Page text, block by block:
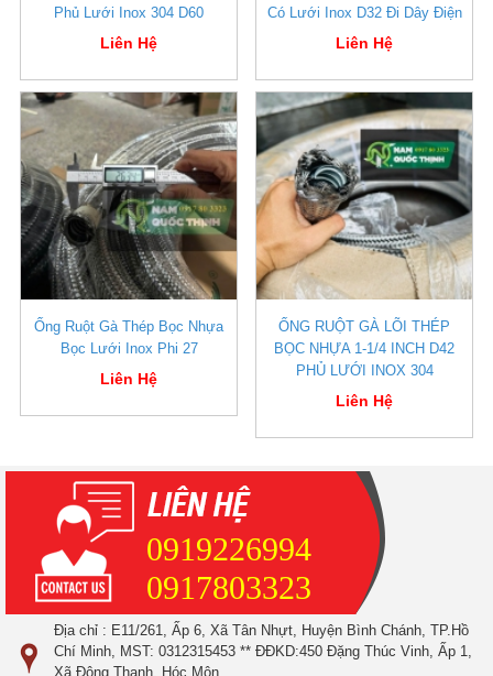
Phủ Lưới Inox 304 D60
Liên Hệ
Có Lưới Inox D32 Đi Dây Điện
Liên Hệ
Ống Ruột Gà Thép Bọc Nhựa
Bọc Lưới Inox Phi 27
Liên Hệ
ỐNG RUỘT GÀ LÕI THÉP
BỌC NHỰA 1-1/4 INCH D42
PHỦ LƯỚI INOX 304
Liên Hệ
0919226994
0917803323
Địa chỉ : E11/261, Ấp 6, Xã Tân Nhựt, Huyện Bình Chánh, TP.Hồ
Chí Minh, MST: 0312315453 ** ĐĐKD:450 Đặng Thúc Vinh, Ấp 1,
Xã Đông Thạnh, Hóc Môn